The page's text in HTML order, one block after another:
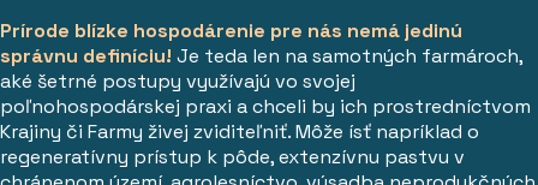
Prírode blízke hospodárenie pre nás nemá jedinú
správnu definíciu! Je teda len na samotných farmároch,
aké šetrné postupy využívajú vo svojej
poľnohospodárskej praxi a chceli by ich prostredníctvom
Krajiny či Farmy živej zviditeľniť. Môže ísť napríklad o
regeneratívny prístup k pôde, extenzívnu pastvu v